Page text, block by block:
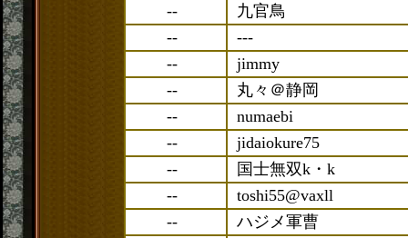
--
九官鳥
--
---
--
jimmy
--
丸々＠静岡
--
numaebi
--
jidaiokure75
--
国士無双k・k
--
toshi55@vaxll
--
ハジメ軍曹